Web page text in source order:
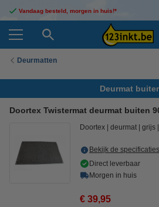
Vandaag besteld, morgen in huis!*
Deurmatten
Deurmat
Doortex Twistermat deurmat buiten
Doortex deurmat grijs
Bekijk de
Direct leverbaar
Morgen in huis
€ 39,95